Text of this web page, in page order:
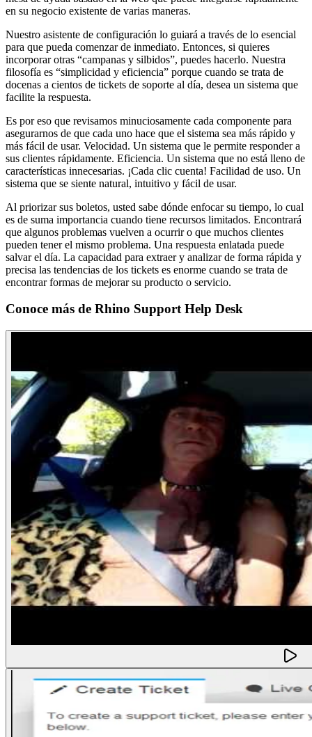
en su negocio existente de varias maneras.
Nuestro asistente de configuración lo guiará a través de lo esencial
para que pueda comenzar de inmediato. Entonces, si quieres
incorporar otras “campanas y silbidos”, puedes hacerlo. Nuestra
filosofía es “simplicidad y eficiencia” porque cuando se trata de
docenas a cientos de tickets de soporte al día, desea un sistema que
facilite la respuesta.
Es por eso que revisamos minuciosamente cada componente para
asegurarnos de que cada uno hace que el sistema sea más rápido y
más fácil de usar. Velocidad. Un sistema que le permite responder a
sus clientes rápidamente. Eficiencia. Un sistema que no está lleno de
características innecesarias. ¡Cada clic cuenta! Facilidad de uso. Un
sistema que se siente natural, intuitivo y fácil de usar.
Al priorizar sus boletos, usted sabe dónde enfocar su tiempo, lo cual
es de suma importancia cuando tiene recursos limitados. Encontrará
que algunos problemas vuelven a ocurrir o que muchos clientes
pueden tener el mismo problema. Una respuesta enlatada puede
salvar el día. La capacidad para extraer y analizar de forma rápida y
precisa las tendencias de los tickets es enorme cuando se trata de
encontrar formas de mejorar su producto o servicio.
Conoce más de Rhino Support Help Desk